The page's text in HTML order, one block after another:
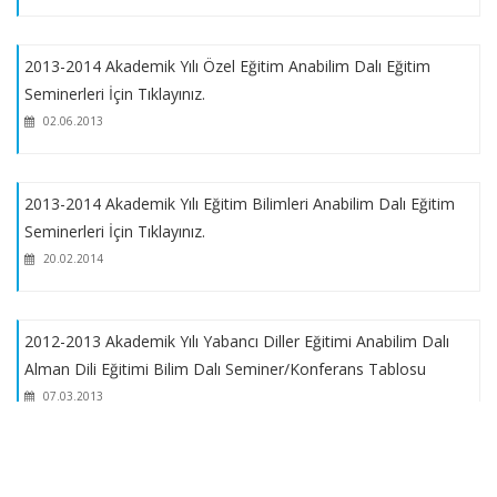
2024 YILI BAŞARI BURS PROGRAMI DUYURU METNİ
MARMARA ÜNİVERSİTESİ LİSANSÜSTÜ EĞİTİM VE ÖĞRETİM
YÖNETMELİĞİ
2024-2025 Eğitim Öğretim Yılı Güz Dönemi 2. Öğrenci Kabulü
Tezsiz Yüksek Lisans 2. Eğitim Başvuruları- İLAN METNİ
2013-2014 Akademik Yılı Özel Eğitim Anabilim Dalı Eğitim
Seminerleri İçin Tıklayınız.
02.06.2013
2013-2014 Akademik Yılı Eğitim Bilimleri Anabilim Dalı Eğitim
Seminerleri İçin Tıklayınız.
20.02.2014
2012-2013 Akademik Yılı Yabancı Diller Eğitimi Anabilim Dalı
Alman Dili Eğitimi Bilim Dalı Seminer/Konferans Tablosu
07.03.2013